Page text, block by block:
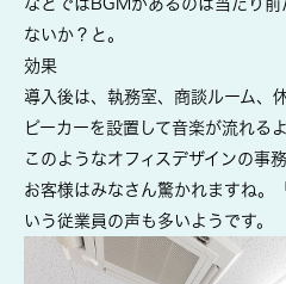
などではBGMがあるのは当たり
ないか？と。
効果
導入後は、執務室、商談ルーム、
ピーカーを設置して音楽が流れる
このようなオフィスデザインの事
お客様はみなさん驚かれますね。
いう従業員の声も多いようです。